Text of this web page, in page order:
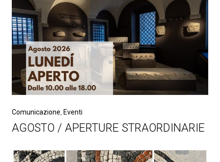
Comunicazione Eventi
AGOSTO / APERTURE STRAORDINARIE